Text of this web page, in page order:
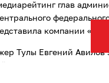
глав
компании
Тулы Евгений Авилов